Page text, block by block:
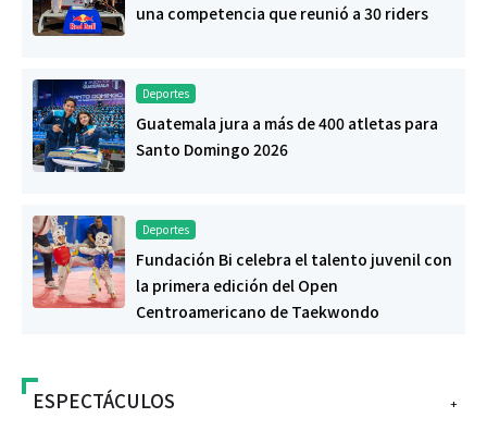
una competencia que reunió a 30 riders
Deportes
Guatemala jura a más de 400 atletas para
Santo Domingo 2026
Deportes
Fundación Bi celebra el talento juvenil con
la primera edición del Open
Centroamericano de Taekwondo
+
ESPECTÁCULOS